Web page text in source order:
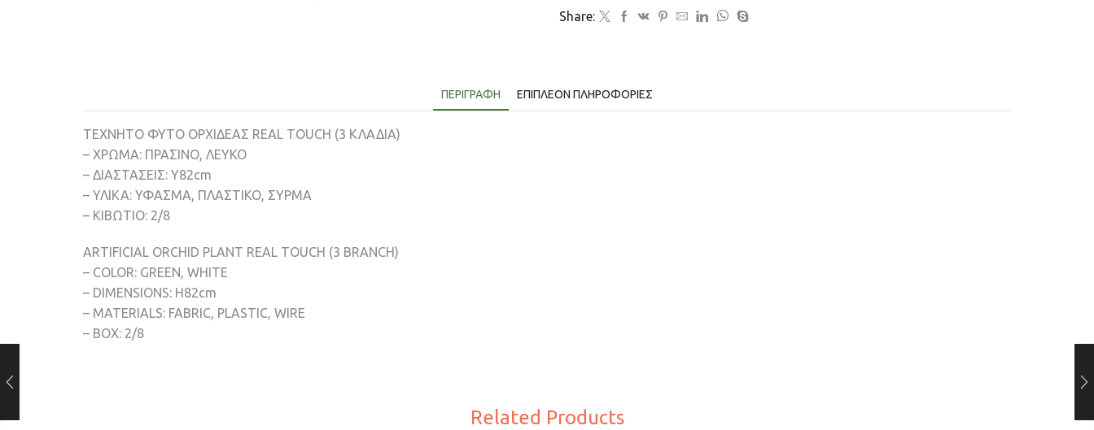
Share:
ΠΕΡΙΓΡΑΦΉ ΕΠΙΠΛΈΟΝ ΠΛΗΡΟΦΟΡΊΕΣ
TEXNHTO ΦΥΤΟ ΟΡΧΙΔΕΑΣ REAL TOUCH (3 ΚΛΑΔΙΑ)
– ΧΡΩΜΑ: ΠΡΑΣΙΝΟ, ΛΕΥΚΟ
– ΔΙΑΣΤΑΣΕΙΣ: Υ82cm
– ΥΛΙΚΑ: ΥΦΑΣΜΑ, ΠΛΑΣΤΙΚΟ, ΣΥΡΜΑ
– ΚΙΒΩΤΙΟ: 2/8
ARTIFICIAL ORCHID PLANT REAL TOUCH (3 BRANCH)
– COLOR: GREEN, WHITE
– DIMENSIONS: H82cm
– MATERIALS: FABRIC, PLASTIC, WIRE
– BOX: 2/8
Related Products